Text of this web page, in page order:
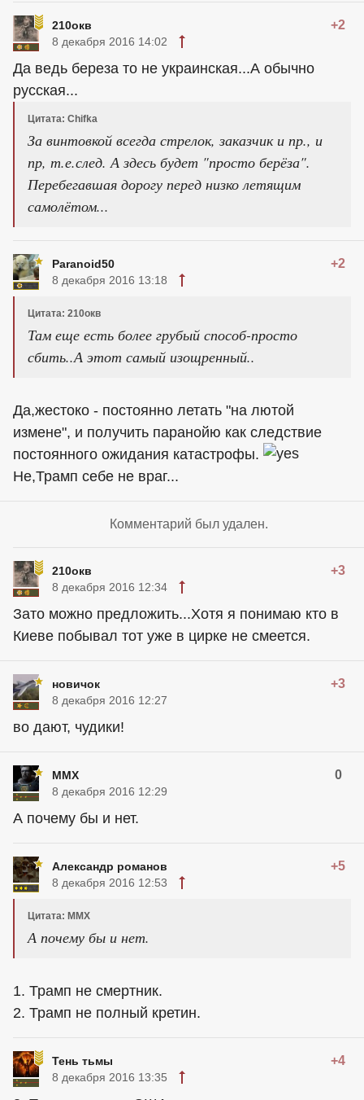
210окв +2
8 декабря 2016 14:02
Да ведь береза то не украинская...А обычно
русская...
Цитата: Chifka
За винтовкой всегда стрелок, заказчик и пр., и
пр, т.е.след. А здесь будет "просто берёза".
Перебегавшая дорогу перед низко летящим
самолётом...
Paranoid50 +2
8 декабря 2016 13:18
Цитата: 210окв
Там еще есть более грубый способ-просто
сбить..А этот самый изощренный..
Да,жестоко - постоянно летать "на лютой
измене", и получить паранойю как следствие
постоянного ожидания катастрофы.
Не,Трамп себе не враг...
Комментарий был удален.
210окв +3
8 декабря 2016 12:34
Зато можно предложить...Хотя я понимаю кто в
Киеве побывал тот уже в цирке не смеется.
новичок +3
8 декабря 2016 12:27
во дают, чудики!
MMX 0
8 декабря 2016 12:29
А почему бы и нет.
Александр романов +5
8 декабря 2016 12:53
Цитата: MMX
А почему бы и нет.
1. Трамп не смертник.
2. Трамп не полный кретин.
Тень тьмы +4
8 декабря 2016 13:35